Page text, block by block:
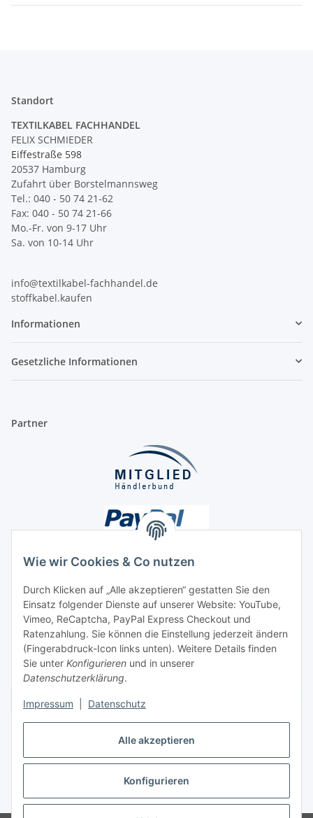
Alle akzeptieren
Konfigurieren
Wie wir Cookies & Co nutzen
Durch Klicken auf „Alle akzeptieren“ gestatten Sie den
Einsatz folgender Dienste auf unserer Website: YouTube,
Vimeo, ReCaptcha, PayPal Express Checkout und
Ratenzahlung. Sie können die Einstellung jederzeit ändern
(Fingerabdruck-Icon links unten). Weitere Details finden
Sie unter Konfigurieren und in unserer
Datenschutzerklärung.
Impressum Datenschutz
Standort
TEXTILKABEL FACHHANDEL
FELIX SCHMIEDER
Eiffestraße 598
20537 Hamburg
Zufahrt über Borstelmannsweg
Tel.: 040 - 50 74 21-62
Fax: 040 - 50 74 21-66
Mo.-Fr. von 9-17 Uhr
Sa. von 10-14 Uhr
info@textilkabel-fachhandel.de
stoffkabel.kaufen
Informationen
Gesetzliche Informationen
Partner
Unsere Seiten
Social Media
Vertrag widerrufen
* Alle Preise inkl. gesetzlicher USt., ** siehe Lieferbedingungen, zzgl.
Versand